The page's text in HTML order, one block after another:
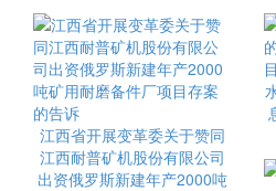
江西省开展变革委关于赞同
江西耐普矿机股份有限公司
出资俄罗斯新建年产2000吨